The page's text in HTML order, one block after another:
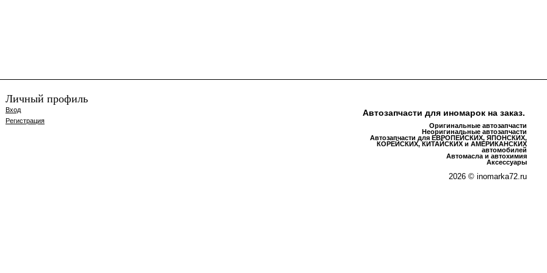
Личный профиль
Вход
Регистрация
Автозапчасти для иномарок на заказ.
Оригинальные автозапчасти
Неоригинальные автозапчасти
Автозапчасти для ЕВРОПЕЙСКИХ, ЯПОНСКИХ,
КОРЕЙСКИХ, КИТАЙСКИХ и АМЕРИКАНСКИХ
автомобилей
Автомасла и автохимия
Аксессуары
2026 © inomarka72.ru